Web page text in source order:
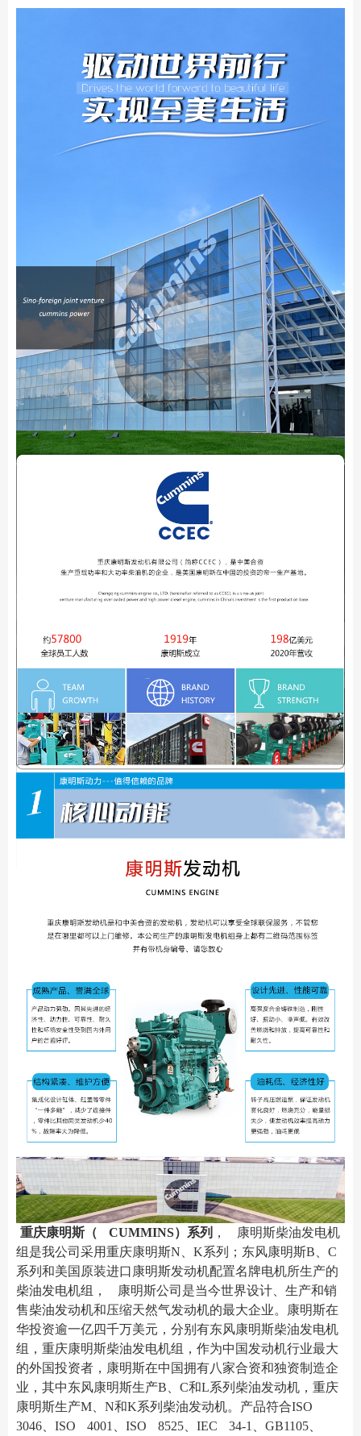
重庆康明斯（ CUMMINS）系列 ， 康明斯柴油发电机
组是我公司采用重庆康明斯N、K系列
；东风康明斯B、C
系列和美国原装进口康明斯发动机配置名牌电机所生产的
柴油发电机组， 康明斯公司是当今世界设计、生产和销
售柴油发动机和压缩天然气发动机的最大企业。康明斯在
华投资逾一亿四千万美元，分别有东风康明斯柴油发电机
组，重庆康明斯柴油发电机组，作为中国发动机行业最大
的外国投资者，康明斯在中国拥有八家合资和独资制造企
业，其中东风康明斯生产B、C和L系列柴油发动机，重庆
康明斯生产M、N和K系列柴油发动机。产品符合ISO
3046、ISO 4001、ISO 8525、IEC 34-1、GB1105、